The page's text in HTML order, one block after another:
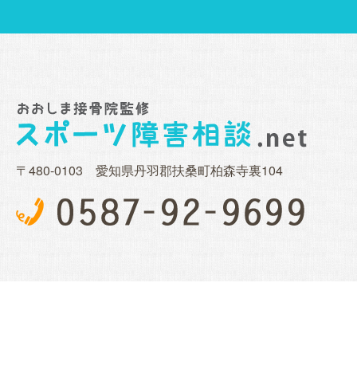
〒480-0103 愛知県丹羽郡扶桑町柏森寺裏104